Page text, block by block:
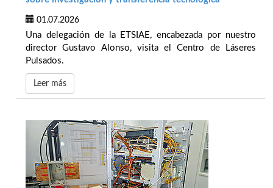
01.07.2026
Una delegación de la ETSIAE, encabezada por nuestro
director Gustavo Alonso, visita el Centro de Láseres
Pulsados.
Leer más